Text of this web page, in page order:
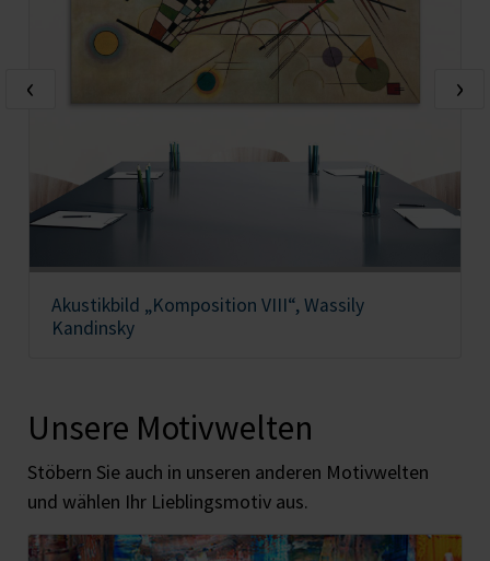
Akustikbild „Komposition VIII“, Wassily
Kandinsky
‹ ›
Unsere Motivwelten
Stöbern Sie auch in unseren anderen Motivwelten
und wählen Ihr Lieblingsmotiv aus.